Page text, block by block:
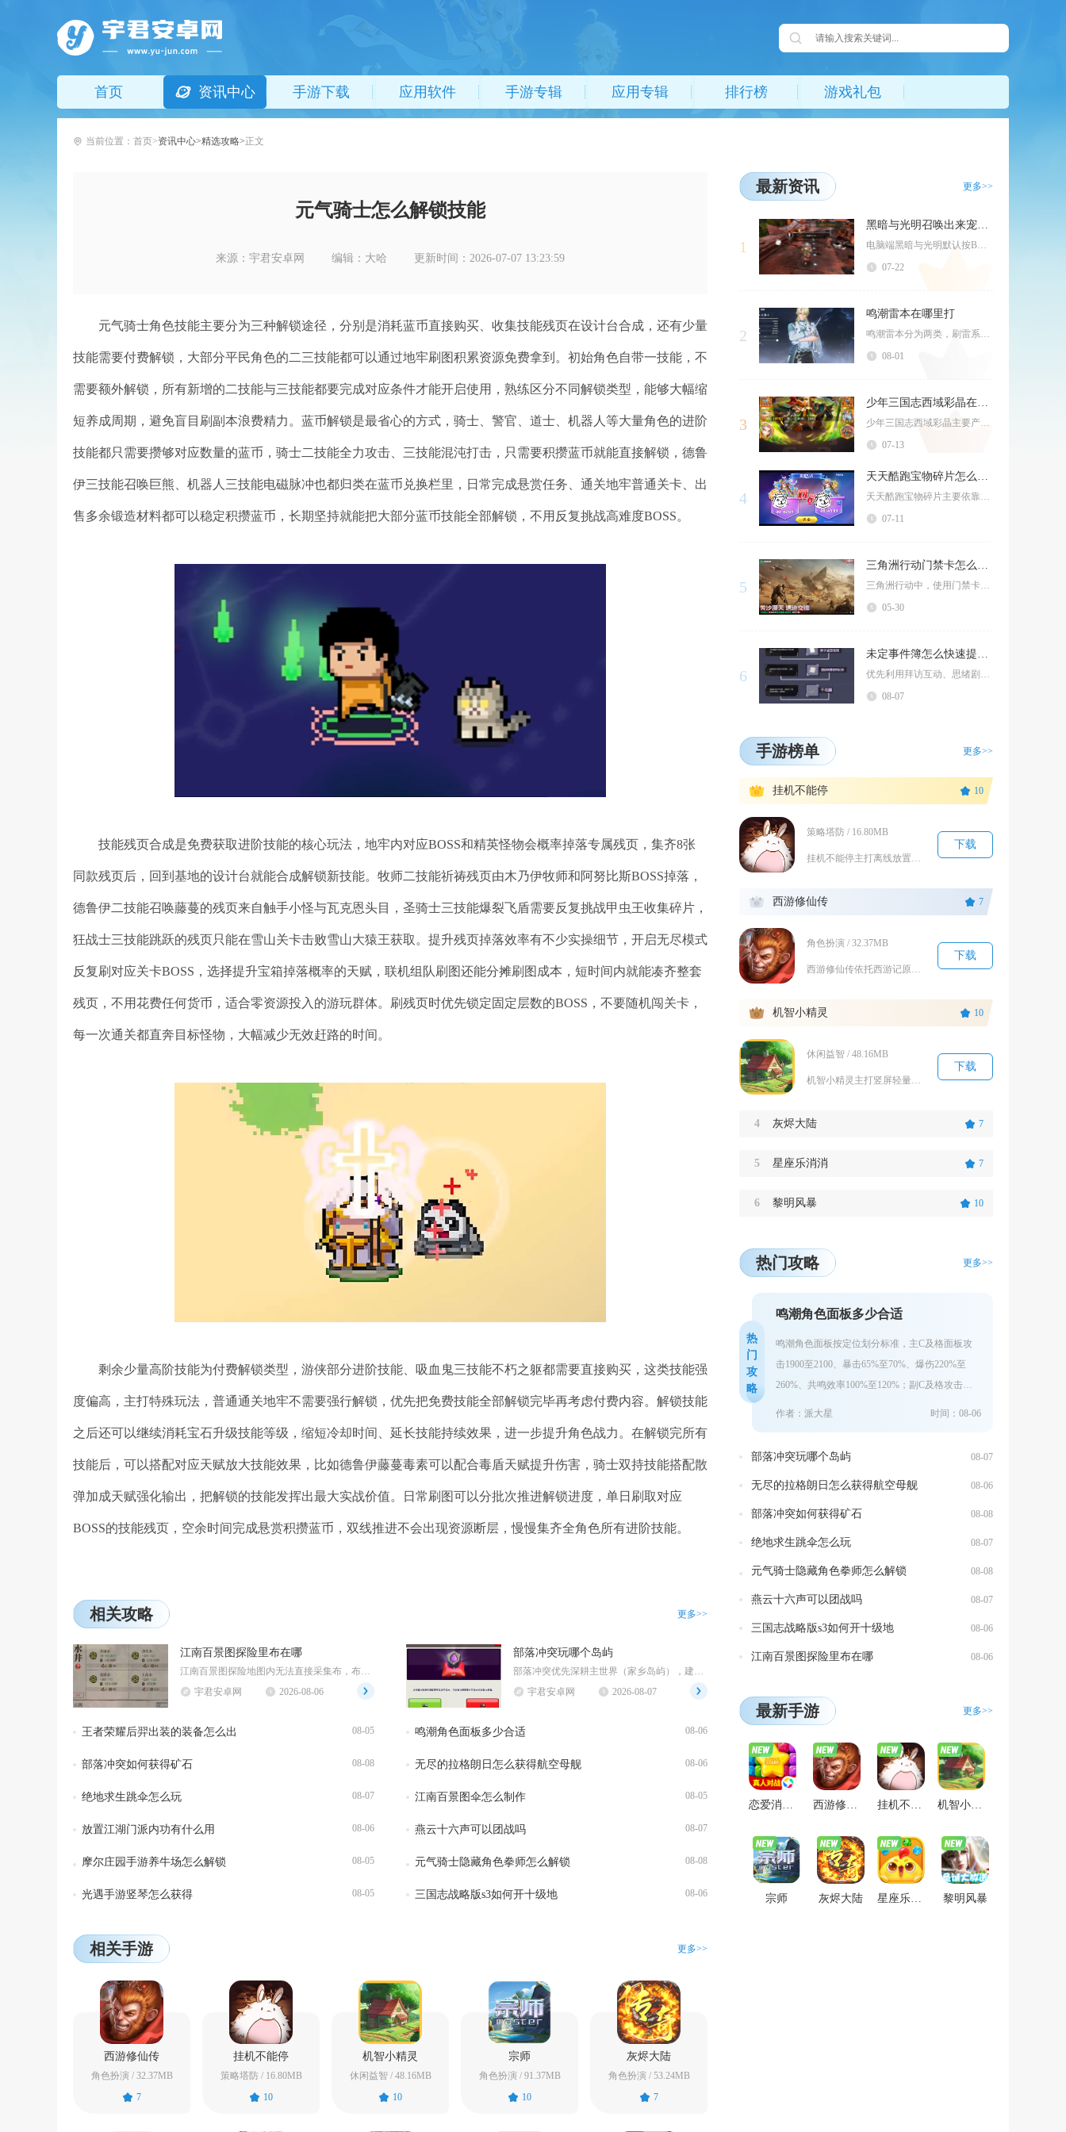
首页 资讯中心 手游下载 应用软件 手游专辑 应用专辑 排行榜 游戏礼包
当前位置： 首页 资讯中心 精选攻略 正文
元气骑士怎么解锁技能
来源：宇君安卓网 编辑：大哈 更新时间：2026-07-07 13:23:59
元气骑士角色技能主要分为三种解锁途径，分别是消耗蓝币直接购买、收集技能残页在设计台合成，还有少量
技能需要付费解锁，大部分平民角色的二三技能都可以通过地牢刷图积累资源免费拿到。初始角色自带一技能，不
需要额外解锁，所有新增的二技能与三技能都要完成对应条件才能开启使用，熟练区分不同解锁类型，能够大幅缩
短养成周期，避免盲目刷副本浪费精力。蓝币解锁是最省心的方式，骑士、警官、道士、机器人等大量角色的进阶
技能都只需要攒够对应数量的蓝币，骑士二技能全力攻击、三技能混沌打击，只需要积攒蓝币就能直接解锁，德鲁
伊三技能召唤巨熊、机器人三技能电磁脉冲也都归类在蓝币兑换栏里，日常完成悬赏任务、通关地牢普通关卡、出
售多余锻造材料都可以稳定积攒蓝币，长期坚持就能把大部分蓝币技能全部解锁，不用反复挑战高难度BOSS。
技能残页合成是免费获取进阶技能的核心玩法，地牢内对应BOSS和精英怪物会概率掉落专属残页，集齐8张
同款残页后，回到基地的设计台就能合成解锁新技能。牧师二技能祈祷残页由木乃伊牧师和阿努比斯BOSS掉落，
德鲁伊二技能召唤藤蔓的残页来自触手小怪与瓦克恩头目，圣骑士三技能爆裂飞盾需要反复挑战甲虫王收集碎片，
狂战士三技能跳跃的残页只能在雪山关卡击败雪山大猿王获取。提升残页掉落效率有不少实操细节，开启无尽模式
反复刷对应关卡BOSS，选择提升宝箱掉落概率的天赋，联机组队刷图还能分摊刷图成本，短时间内就能凑齐整套
残页，不用花费任何货币，适合零资源投入的游玩群体。刷残页时优先锁定固定层数的BOSS，不要随机闯关卡，
每一次通关都直奔目标怪物，大幅减少无效赶路的时间。
剩余少量高阶技能为付费解锁类型，游侠部分进阶技能、吸血鬼三技能不朽之躯都需要直接购买，这类技能强
度偏高，主打特殊玩法，普通通关地牢不需要强行解锁，优先把免费技能全部解锁完毕再考虑付费内容。解锁技能
之后还可以继续消耗宝石升级技能等级，缩短冷却时间、延长技能持续效果，进一步提升角色战力。在解锁完所有
技能后，可以搭配对应天赋放大技能效果，比如德鲁伊藤蔓毒素可以配合毒盾天赋提升伤害，骑士双持技能搭配散
弹加成天赋强化输出，把解锁的技能发挥出最大实战价值。日常刷图可以分批次推进解锁进度，单日刷取对应
BOSS的技能残页，空余时间完成悬赏积攒蓝币，双线推进不会出现资源断层，慢慢集齐全角色所有进阶技能。
相关攻略 更多>>
江南百景图探险里布在哪
江南百景图探险地图内无法直接采集布，布匹需要返回应天府主城建造织布坊，消耗棉花加工生产，不...
宇君安卓网
2026-08-06
王者荣耀后羿出装的装备怎么出 08-05
部落冲突如何获得矿石 08-08
绝地求生跳伞怎么玩 08-07
放置江湖门派内功有什么用 08-06
摩尔庄园手游养牛场怎么解锁 08-05
光遇手游竖琴怎么获得 08-05
部落冲突玩哪个岛屿
部落冲突优先深耕主世界（家乡岛屿），建筑大师基地作为阶段性目标适度投入，部落都城利用活动周...
宇君安卓网
2026-08-07
鸣潮角色面板多少合适 08-06
无尽的拉格朗日怎么获得航空母舰 08-06
江南百景图伞怎么制作 08-05
燕云十六声可以团战吗 08-07
元气骑士隐藏角色拳师怎么解锁 08-08
三国志战略版s3如何开十级地 08-06
相关手游 更多>>
西游修仙传
角色扮演 / 32.37MB
7
挂机不能停
策略塔防 / 16.80MB
10
机智小精灵
休闲益智 / 48.16MB
10
宗师
角色扮演 / 91.37MB
10
灰烬大陆
角色扮演 / 53.24MB
7
最新资讯 更多>>
1
黑暗与光明召唤出来宠物按哪个
电脑端黑暗与光明默认按B键召唤已驯服宠物，手游端直接点击界面右侧宠物头像即可完成召唤操作，...
07-22
2
鸣潮雷本在哪里打
鸣潮雷本分为两类，刷雷系突破素材的BOSS副本塑雷之麟位于祈池村西侧山崖洞窟，刷雷系声骸的...
08-01
3
少年三国志西域彩晶在哪里获得
少年三国志西域彩晶主要产出在西域争霸玩法的秘境探索、据点征伐与西域商店兑换中，同时完成赛季...
07-13
4
天天酷跑宝物碎片怎么获得的
天天酷跑宝物碎片主要依靠神秘宝物探宝、闯关玩法兑换、各类限时活动、积分抽奖与商店兑换五大渠...
07-11
5
三角洲行动门禁卡怎么开门
三角洲行动中，使用门禁卡开门需先持有对应门禁卡，靠近目标门禁门后触发交互面板，完成刷卡验证...
05-30
6
未定事件簿怎么快速提升好感
优先利用拜访互动、思绪剧情、专属支线三条核心渠道，合理分配每日好感额度，搭配角色偏好馈赠，...
08-07
手游榜单 更多>>
1 挂机不能停 10
策略塔防 / 16.80MB
下载
2 西游修仙传 7
角色扮演 / 32.37MB
下载
3 机智小精灵 10
休闲益智 / 48.16MB
下载
4 灰烬大陆 7
5 星座乐消消 7
6 黎明风暴 10
热门攻略 更多>>
热
门
攻
略
鸣潮角色面板多少合适
鸣潮角色面板按定位划分标准，主C及格面板攻
击1900至2100、暴击65%至70%、爆伤220%至
260%、共鸣效率100%至120%；副C及格攻击
作者：派大星 时间：08-06
部落冲突玩哪个岛屿 08-07
无尽的拉格朗日怎么获得航空母舰 08-06
部落冲突如何获得矿石 08-08
绝地求生跳伞怎么玩 08-07
元气骑士隐藏角色拳师怎么解锁 08-08
燕云十六声可以团战吗 08-07
三国志战略版s3如何开十级地 08-06
江南百景图探险里布在哪 08-06
最新手游 更多>>
恋爱消星星 西游修仙传 挂机不能停 机智小精灵
宗师 灰烬大陆 星座乐消消 黎明风暴